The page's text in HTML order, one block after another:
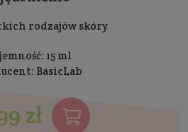
rodzajów skóry
15 ml
BasicLab
zł